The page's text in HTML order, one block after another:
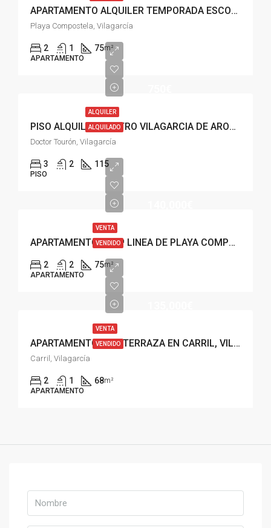
APARTAMENTO ALQUILER TEMPORADA ESCOLAR, PLAYA COMPOSTELA VILAGARCÍA
Playa Compostela, Vilagarcía
2 1 75m²
APARTAMENTO
ALQUILER
ALQUILADO PISO ALQUILER CENTRO VILAGARCIA DE AROUSA
Doctor Tourón, Vilagarcía
3 2 115
PISO
VENTA
VENDIDO APARTAMENTO EN 2ª LINEA DE PLAYA COMPOSTELA, VILAGARCIA
2 2 75m²
APARTAMENTO
VENTA
VENDIDO APARTAMENTO CON TERRAZA EN CARRIL, VILAGARCIA
Carril, Vilagarcía
2 1 68m²
APARTAMENTO